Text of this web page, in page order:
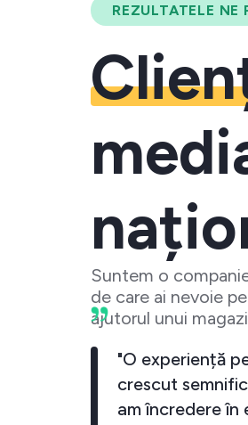
REZULTATELE NE
Suntem o
de care ai nevoie
ajutorul unui
"O
crescut
am